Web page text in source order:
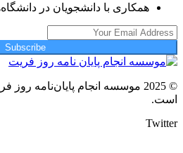
همکاری با دانشجویان در
Subscribe
© 2025 موسسه انجام پایان‌نامه
است.
Twitter